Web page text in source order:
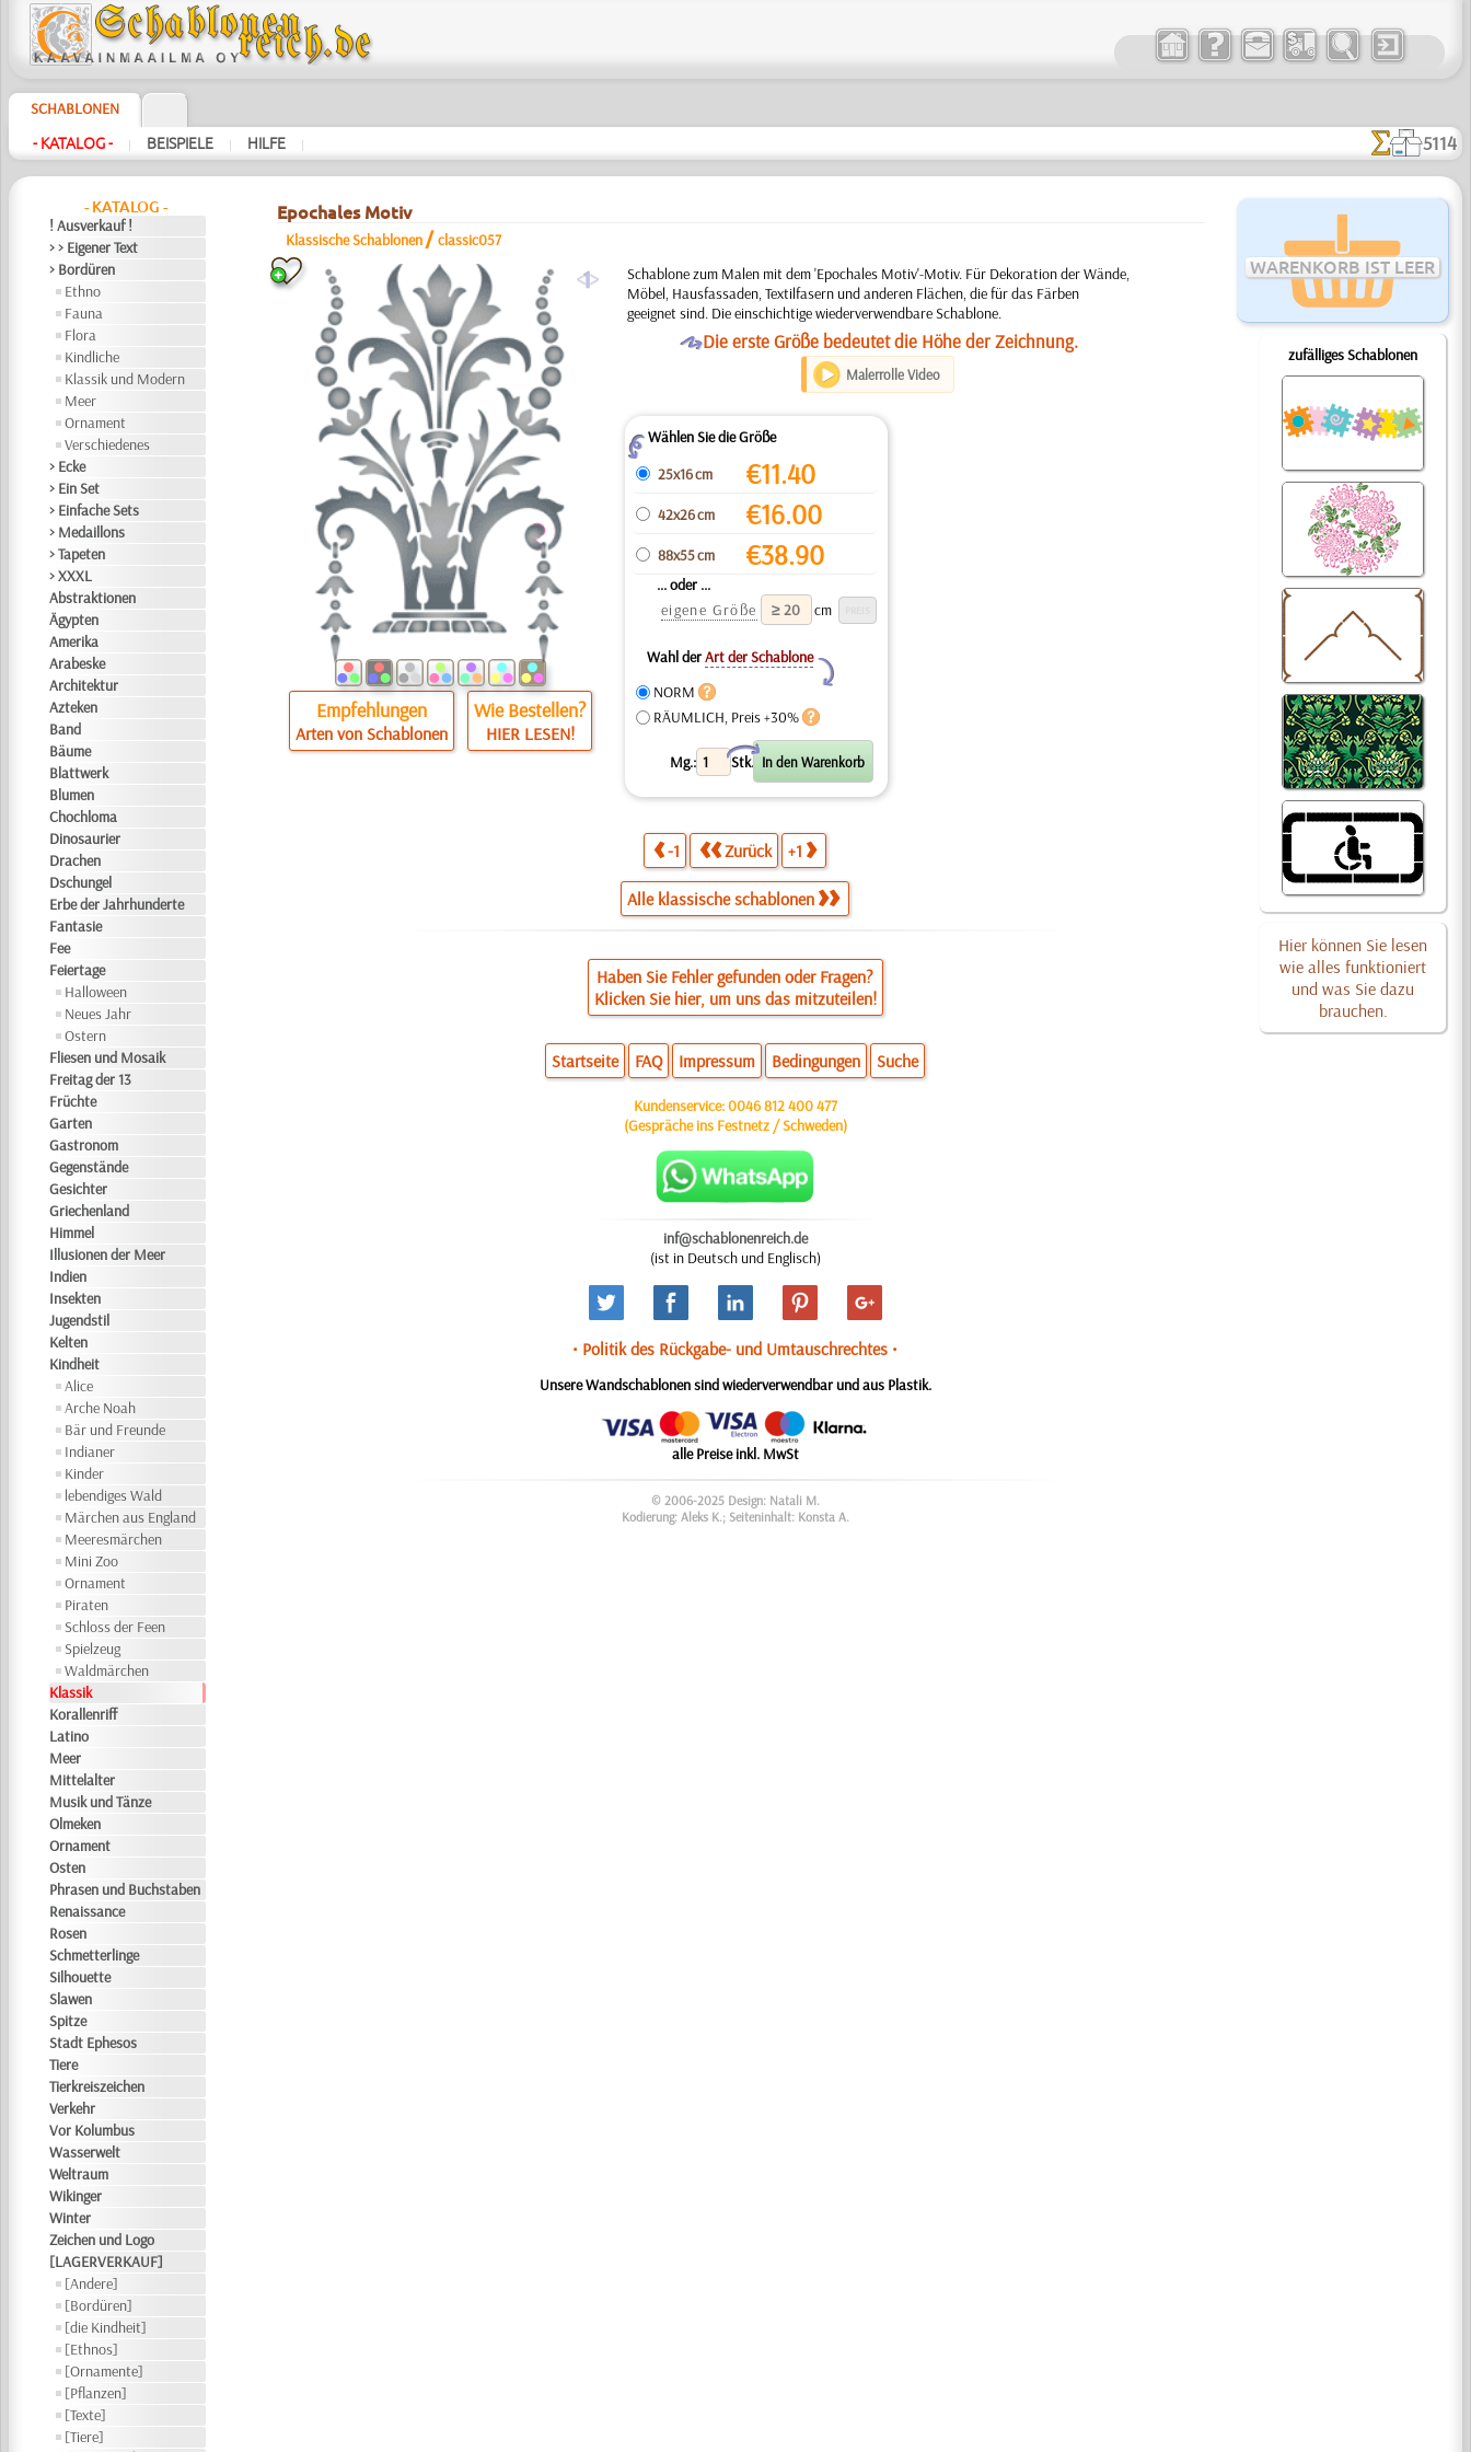
SCHABLONEN
- KATALOG - | BEISPIELE | HILFE | 5114
- KATALOG -
! Ausverkauf !
> > Eigener Text
> Bordüren
Ethno
Fauna
Flora
Kindliche
Klassik und Modern
Meer
Ornament
Verschiedenes
> Ecke
> Ein Set
> Einfache Sets
> Medaillons
> Tapeten
> XXXL
Abstraktionen
Ägypten
Amerika
Arabeske
Architektur
Azteken
Band
Bäume
Blattwerk
Blumen
Chochloma
Dinosaurier
Drachen
Dschungel
Erbe der Jahrhunderte
Fantasie
Fee
Feiertage
Halloween
Neues Jahr
Ostern
Fliesen und Mosaik
Freitag der 13
Früchte
Garten
Gastronom
Gegenstände
Gesichter
Griechenland
Himmel
Illusionen der Meer
Indien
Insekten
Jugendstil
Kelten
Kindheit
Alice
Arche Noah
Bär und Freunde
Indianer
Kinder
lebendiges Wald
Märchen aus England
Meeresmärchen
Mini Zoo
Ornament
Piraten
Schloss der Feen
Spielzeug
Waldmärchen
Klassik
Korallenriff
Latino
Meer
Mittelalter
Musik und Tänze
Olmeken
Ornament
Osten
Phrasen und Buchstaben
Renaissance
Rosen
Schmetterlinge
Silhouette
Slawen
Spitze
Stadt Ephesos
Tiere
Tierkreiszeichen
Verkehr
Vor Kolumbus
Wasserwelt
Weltraum
Wikinger
Winter
Zeichen und Logo
[LAGERVERKAUF]
[Andere]
[Bordüren]
[die Kindheit]
[Ethnos]
[Ornamente]
[Pflanzen]
[Texte]
[Tiere]
WARENKORB IST LEER
zufälliges Schablonen
Hier können Sie lesen
wie alles funktioniert
und was Sie dazu
brauchen.
Epochales Motiv
Klassische Schablonen /classic057
a
Empfehlungen
Arten von Schablonen
Wie Bestellen?
HIER LESEN!
Schablone zum Malen mit dem 'Epochales Motiv'-Motiv. Für Dekoration der Wände,
Möbel, Hausfassaden, Textilfasern und anderen Flächen, die für das Färben
geeignet sind. Die einschichtige wiederverwendbare Schablone.
ODie erste Größe bedeutet die Höhe der Zeichnung.
Malerrolle Video
ZWählen Sie die Größe
25x16 cm
€11.40
42x26 cm €16.00
88x55 cm €38.90
... oder ...
eigene Größe
cm
Wahl derArt der Schablone
Y
NORM
RÄUMLICH, Preis +30%
Mg.: Stk.
X
-1 Zurück +1
Alle klassische schablonen
Haben Sie Fehler gefunden oder Fragen?
Klicken Sie hier, um uns das mitzuteilen!
Startseite FAQ Impressum Bedingungen Suche
Kundenservice:0046 812 400 477
(Gespräche ins Festnetz / Schweden)
inf@schablonenreich.de
(ist in Deutsch und Englisch)
• Politik des Rückgabe- und Umtauschrechtes •
Unsere Wandschablonen sind wiederverwendbar und aus Plastik.
alle Preise inkl. MwSt
© 2006-2025 Design: Natali M.
Kodierung: Aleks K.; Seiteninhalt: Konsta A.